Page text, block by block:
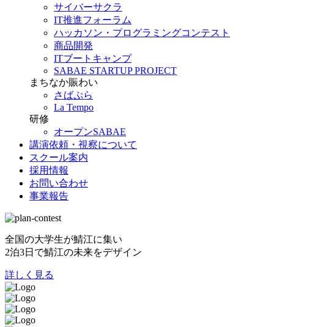
サイバーサクラ
IT推進フォーラム
ハッカソン・プログラミングコンテスト
商品開発
ITブートキャンプ
SABAE STARTUP PROJECT
まちなか賑わい
さばぷら
La Tempo
研修
オープンSABAE
講演依頼・視察について
スクール案内
採用情報
お問い合わせ
事業報告
全国の大学生が鯖江に集い
2泊3日で鯖江の未来をデザイン
詳しく見る